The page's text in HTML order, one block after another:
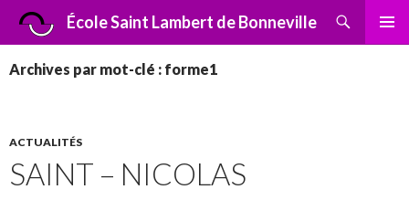
École Saint Lambert de Bonneville
Recherche
ALLER
CONTENU
Archives par mot-clé : forme1
ACTUALITÉS
SAINT – NICOLAS